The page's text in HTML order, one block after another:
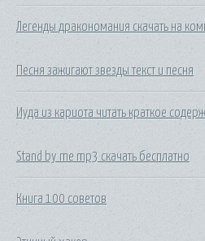
Легенды дракономания скачать на
Песня зажигают звезды текст и песня
Иуда из кариота читать краткое
Stand by me mp3 скачать бесплатно
Книга 100 советов